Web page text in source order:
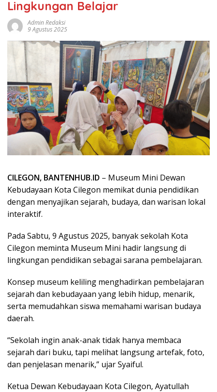
Lingkungan Belajar
Admin Redaksi
9 Agustus 2025
CILEGON, BANTENHUB.ID – Museum Mini Dewan
Kebudayaan Kota Cilegon memikat dunia pendidikan
dengan menyajikan sejarah, budaya, dan warisan lokal
interaktif.
Pada Sabtu, 9 Agustus 2025, banyak sekolah Kota
Cilegon meminta Museum Mini hadir langsung di
lingkungan pendidikan sebagai sarana pembelajaran.
Konsep museum keliling menghadirkan pembelajaran
sejarah dan kebudayaan yang lebih hidup, menarik,
serta memudahkan siswa memahami warisan budaya
daerah.
“Sekolah ingin anak-anak tidak hanya membaca
sejarah dari buku, tapi melihat langsung artefak, foto,
dan penjelasan menarik,” ujar Syaiful.
Ketua Dewan Kebudayaan Kota Cilegon, Ayatullah